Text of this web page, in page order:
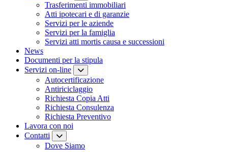
Trasferimenti immobiliari
Atti ipotecari e di garanzie
Servizi per le aziende
Servizi per la famiglia
Servizi atti mortis causa e successioni
News
Documenti per la stipula
Servizi on-line
Autocertificazione
Antiriciclaggio
Richiesta Copia Atti
Richiesta Consulenza
Richiesta Preventivo
Lavora con noi
Contatti
Dove Siamo